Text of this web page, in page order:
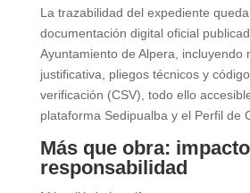
La trazabilidad del expediente
documentación digital oficial
Ayuntamiento de Alpera, incluyendo
justificativa, pliegos técnicos y
verificación (CSV), todo ello
plataforma Sedipualba y el Perfil de
Más que obra:
responsabilidad